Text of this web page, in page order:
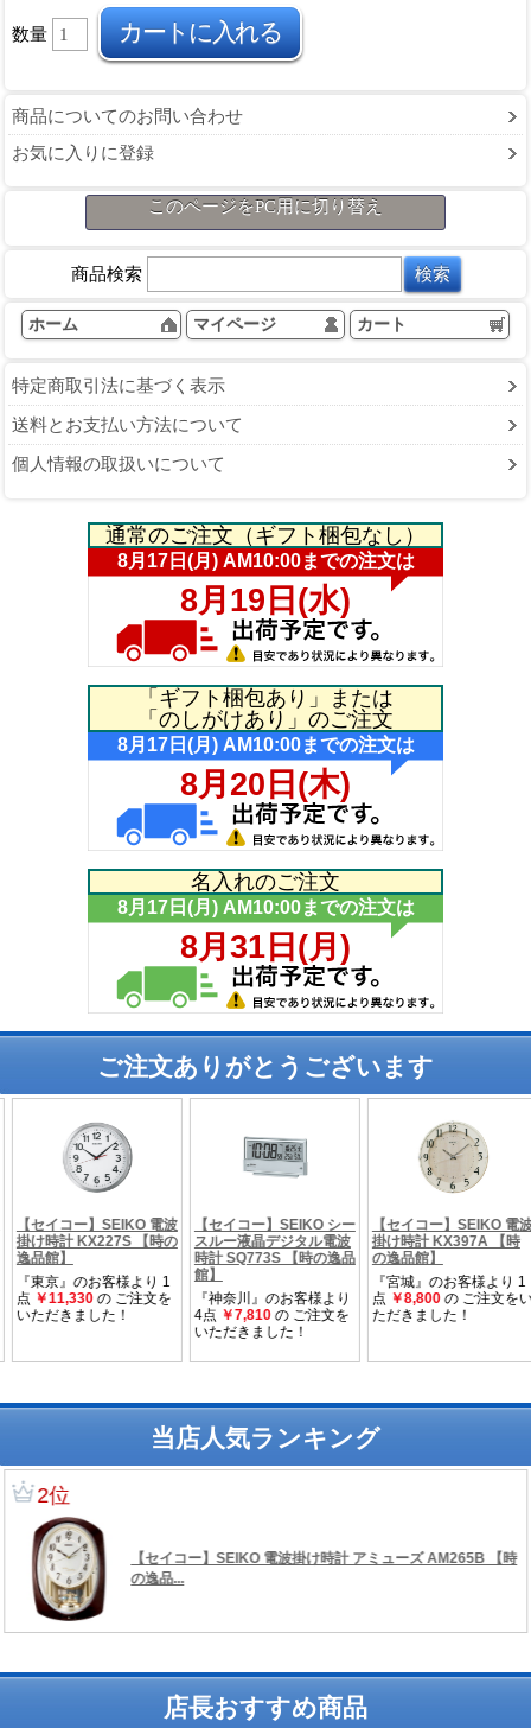
数量
商品についてのお問い合わせ
お気に入りに登録
このページをPC用に切り替え
商品検索
ホーム マイページ カート
特定商取引法に基づく表示
送料とお支払い方法について
個人情報の取扱いについて
通常のご注文（ギフト梱包なし）
「ギフト梱包あり」または
「のしがけあり」のご注文
名入れのご注文
ご注文ありがとうございます
当店人気ランキング
店長おすすめ商品